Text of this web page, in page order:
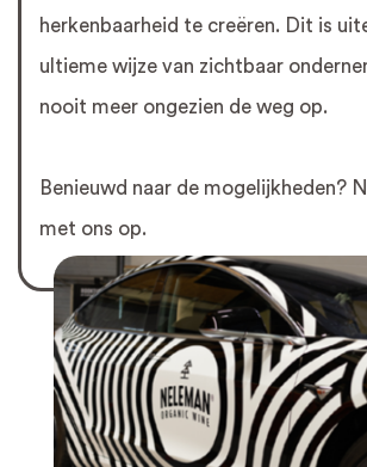
herkenbaarheid te creëren. Dit is
ultieme wijze van zichtbaar
nooit meer ongezien de weg op.
Benieuwd naar de mogelijkheden?
met ons op.